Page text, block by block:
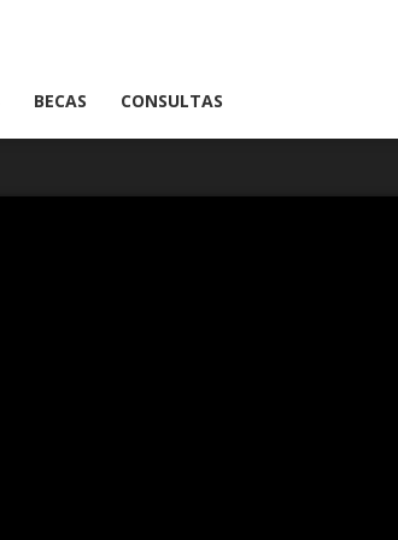
BECAS CONSULTAS